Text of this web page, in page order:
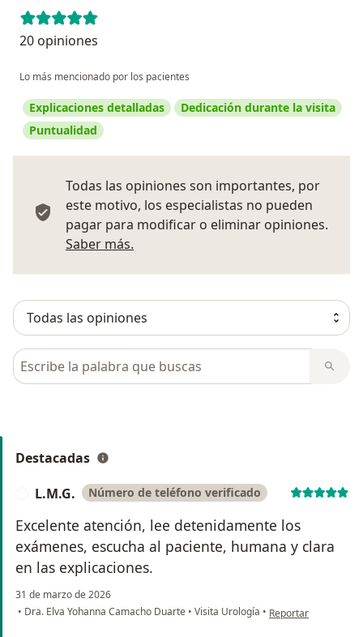
20 opiniones
Lo más mencionado por los pacientes
Explicaciones detalladas
Dedicación durante la visita
Puntualidad
Todas las opiniones son importantes, por
este motivo, los especialistas no pueden
pagar para modificar o eliminar opiniones.
Saber más.
Busca en opiniones
Destacadas
L.M.G. Número de teléfono verificado
Excelente atención, lee detenidamente los
exámenes, escucha al paciente, humana y clara
en las explicaciones.
31 de marzo de 2026
• Dra. Elva Yohanna Camacho Duarte • Visita Urología • en opinión del
Reportar